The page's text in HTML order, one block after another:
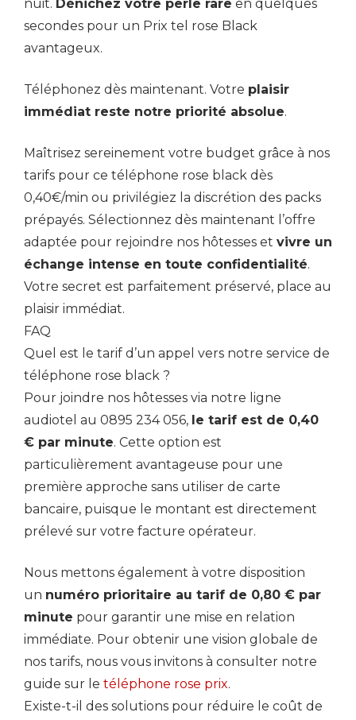
nuit. Dénichez votre perle rare en quelques
secondes pour un Prix tel rose Black
avantageux.
Téléphonez dès maintenant. Votre plaisir
immédiat reste notre priorité absolue.
Maîtrisez sereinement votre budget grâce à nos
tarifs pour ce téléphone rose black dès
0,40€/min ou privilégiez la discrétion des packs
prépayés. Sélectionnez dès maintenant l’offre
adaptée pour rejoindre nos hôtesses et vivre un
échange intense en toute confidentialité.
Votre secret est parfaitement préservé, place au
plaisir immédiat.
FAQ
Quel est le tarif d’un appel vers notre service de
téléphone rose black ?
Pour joindre nos hôtesses via notre ligne
audiotel au 0895 234 056, le tarif est de 0,40
€ par minute. Cette option est
particulièrement avantageuse pour une
première approche sans utiliser de carte
bancaire, puisque le montant est directement
prélevé sur votre facture opérateur.
Nous mettons également à votre disposition
un numéro prioritaire au tarif de 0,80 € par
minute pour garantir une mise en relation
immédiate. Pour obtenir une vision globale de
nos tarifs, nous vous invitons à consulter notre
guide sur le téléphone rose prix.
Existe-t-il des solutions pour réduire le coût de